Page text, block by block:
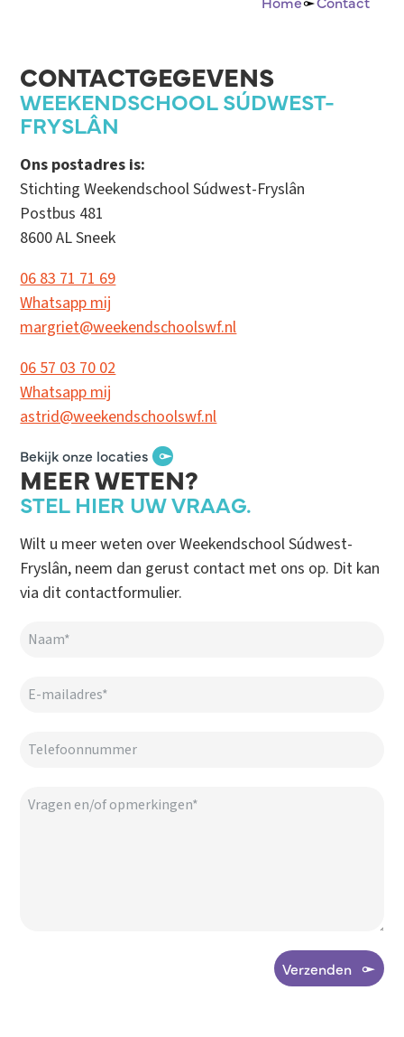
CONTACTGEGEVENS
WEEKENDSCHOOL SÚDWEST-
FRYSLÂN
Ons postadres is:
Stichting Weekendschool Súdwest-Fryslân
Postbus 481
8600 AL Sneek
06 83 71 71 69
Whatsapp mij
margriet@weekendschoolswf.nl
06 57 03 70 02
Whatsapp mij
astrid@weekendschoolswf.nl
Bekijk onze locaties
MEER WETEN?
STEL HIER UW VRAAG.
Wilt u meer weten over Weekendschool Súdwest-
Fryslân, neem dan gerust contact met ons op. Dit kan
via dit contactformulier.
Verzenden